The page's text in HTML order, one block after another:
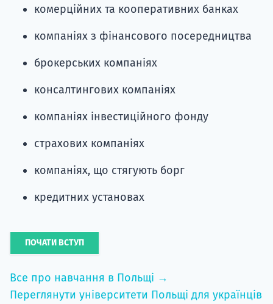
комерційних та кооперативних банках
компаніях з фінансового посередництва
брокерських компаніях
консалтингових компаніях
компаніях інвестиційного фонду
страхових компаніях
компаніях, що стягують борг
кредитних установах
ПОЧАТИ ВСТУП
Все про навчання в Польщі →
Переглянути університети Польщі для українців